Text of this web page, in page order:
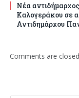
Νέα
Καλογεράκου σε
Αντιδημάρχου
Comments are